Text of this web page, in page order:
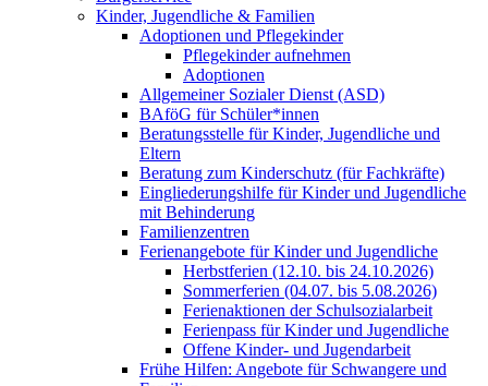
Kinder, Jugendliche & Familien
Adoptionen und Pflegekinder
Pflegekinder aufnehmen
Adoptionen
Allgemeiner Sozialer Dienst (ASD)
BAföG für Schüler*innen
Beratungsstelle für Kinder, Jugendliche und
Eltern
Beratung zum Kinderschutz (für Fachkräfte)
Eingliederungshilfe für Kinder und Jugendliche
mit Behinderung
Familienzentren
Ferienangebote für Kinder und Jugendliche
Herbstferien (12.10. bis 24.10.2026)
Sommerferien (04.07. bis 5.08.2026)
Ferienaktionen der Schulsozialarbeit
Ferienpass für Kinder und Jugendliche
Offene Kinder- und Jugendarbeit
Frühe Hilfen: Angebote für Schwangere und